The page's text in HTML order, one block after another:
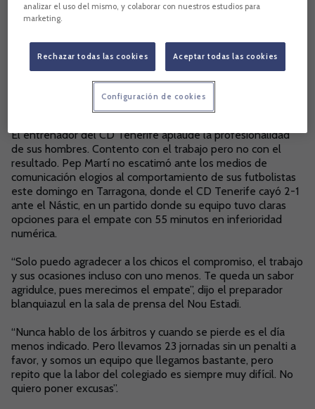
El entrenador del CD Tenerife aplaude la profesionalidad
de sus hombres. Contento con el trabajo pero no con el
resultado. Pep Martí no escatimó ante los medios de
comunicación elogios al comportamiento de sus futbolistas
este domingo en Tarragona, donde el CD Tenerife cayó 2-1
ante el Nástic, en un partido donde su equipo tuvo claras
opciones para el empate con 55 minutos en inferioridad
numérica.
“Solo puedo agradecer a los chicos el compromiso, el trabajo
y sus ocasiones incluso con uno menos. Te queda un sabor
agridulce, pues merecimos el empate”, dijo el preparador
blanquiazul en la sala de prensa del Nou Estadi.
“Nunca hablo de los árbitros y cuando se pierde es el día
menos indicado. Pero llevamos 23 jornadas sin un penalti a
favor, y somos un equipo que llegamos bastante, pero
repito que la labor del colegiado es siempre muy difícil. No
quiero poner excusas”.
analizar el uso del mismo, y colaborar con nuestros estudios para
marketing.
Rechazar todas las cookies Aceptar todas las cookies
Configuración de cookies